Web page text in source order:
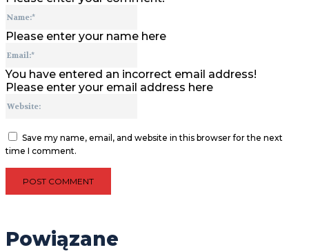
Please enter your name here
You have entered an incorrect email address!
Please enter your email address here
Save my name, email, and website in this browser for the next
time I comment.
Powiązane